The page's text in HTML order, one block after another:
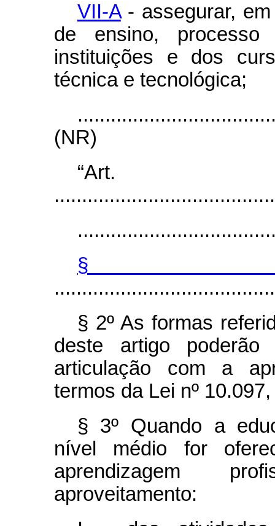
VII-A- assegurar, em
de ensino,
instituições e dos
técnica e tecnológica;
(NR)
§
§ 2º As formas
deste artigo
articulação com a
termos da Lei nº
§ 3º Quando a
nível médio for
aprendizagem
aproveitamento: